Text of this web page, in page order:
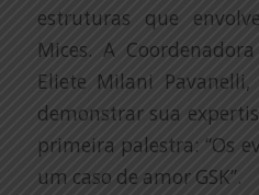
estruturas que
Mices. A
Eliete Milani
demonstrar sua
primeira palestra: “Os
um caso de amor GSK”.